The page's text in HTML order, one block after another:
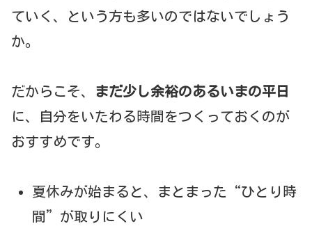
ていく、という方も多いのではないでしょう
か。
だからこそ、 まだ少し余裕のあるいまの平日
に、自分をいたわる時間をつくっておくのが
おすすめです。
夏休みが始まると、まとまった“ひとり時
間”が取りにくい